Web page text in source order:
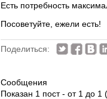
Есть потребность
Посоветуйте, ежели есть!
Поделиться:
Сообщения
Показан 1 пост - от 1 до 1